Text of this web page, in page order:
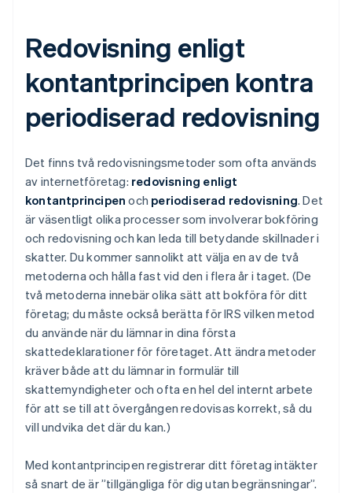
Redovisning enligt
kontantprincipen kontra
periodiserad redovisning
Det finns två redovisningsmetoder som ofta används
av internetföretag: redovisning enligt
kontantprincipen och periodiserad redovisning. Det
är väsentligt olika processer som involverar bokföring
och redovisning och kan leda till betydande skillnader i
skatter. Du kommer sannolikt att välja en av de två
metoderna och hålla fast vid den i flera år i taget. (De
två metoderna innebär olika sätt att bokföra för ditt
företag; du måste också berätta för IRS vilken metod
du använde när du lämnar in dina första
skattedeklarationer för företaget. Att ändra metoder
kräver både att du lämnar in formulär till
skattemyndigheter och ofta en hel del internt arbete
för att se till att övergången redovisas korrekt, så du
vill undvika det där du kan.)
Med kontantprincipen registrerar ditt företag intäkter
så snart de är ”tillgängliga för dig utan begränsningar”.